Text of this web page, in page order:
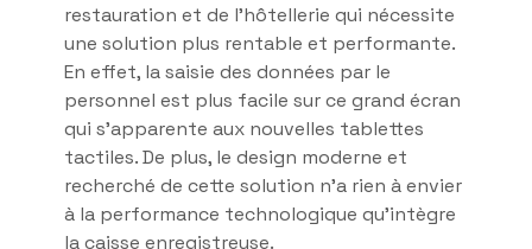
restauration et de l’hôtellerie qui nécessite
une solution plus rentable et performante.
En effet, la saisie des données par le
personnel est plus facile sur ce grand écran
qui s’apparente aux nouvelles tablettes
tactiles. De plus, le design moderne et
recherché de cette solution n’a rien à envier
à la performance technologique qu’intègre
la caisse enregistreuse.